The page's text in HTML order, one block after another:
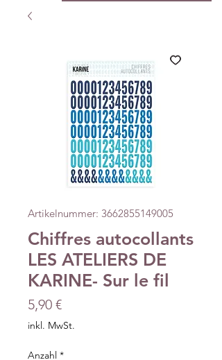
Artikelnummer: 3662855149005
Chiffres autocollants
LES ATELIERS DE
KARINE- Sur le fil
5,90 €Preis
inkl. MwSt.
Anzahl *